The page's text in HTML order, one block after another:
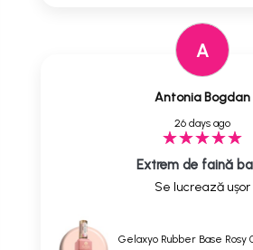
A
Antonia Bogdan
26 days ago
Extrem de faină
Se lucrează ușor
Gelaxyo Rubber Base Rosy